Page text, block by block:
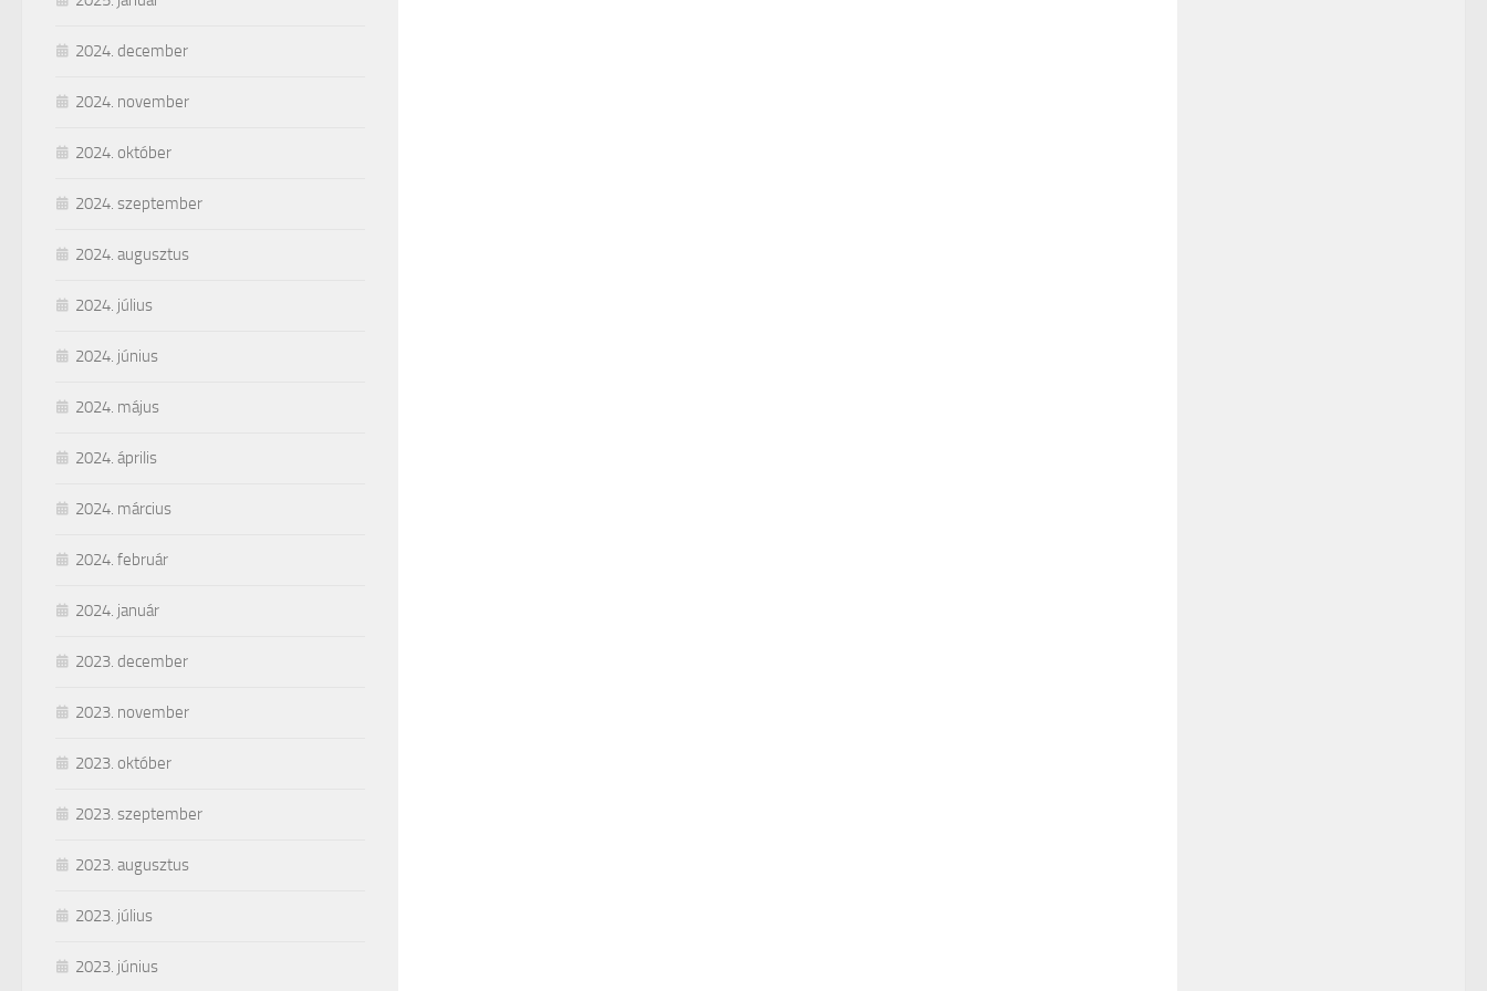
2024. december
2024. november
2024. október
2024. szeptember
2024. augusztus
2024. július
2024. június
2024. május
2024. április
2024. március
2024. február
2024. január
2023. december
2023. november
2023. október
2023. szeptember
2023. augusztus
2023. július
2023. június